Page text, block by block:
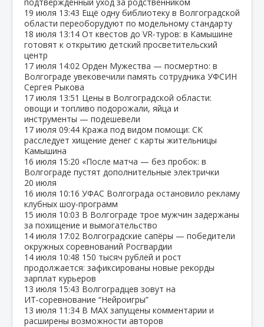
19 июля 13:43 Ещё одну библиотеку в Волгоградской
области переоборудуют по модельному стандарту
18 июля 13:14 От квестов до VR‑туров: в Камышине
готовят к открытию детский просветительский
центр
17 июля 14:02 Орден Мужества — посмертно: в
Волгограде увековечили память сотрудника УФСИН
Сергея Рыкова
17 июля 13:51 Цены в Волгоградской области:
овощи и топливо подорожали, яйца и
инструменты — подешевели
17 июля 09:44 Кража под видом помощи: СК
расследует хищение денег с карты жительницы
Камышина
16 июля 15:20 «После матча — без пробок: в
Волгограде пустят дополнительные электрички
20 июля
16 июля 10:16 УФАС Волгограда остановило рекламу
клубных шоу‑программ
15 июля 10:03 В Волгограде трое мужчин задержаны
за похищение и вымогательство
14 июля 17:02 Волгоградские сапёры — победители
окружных соревнований Росгвардии
14 июля 10:48 150 тысяч рублей и рост
продолжается: зафиксированы новые рекорды
зарплат курьеров
13 июля 15:43 Волгоградцев зовут на
ИТ‑соревнование “Нейроигры”
13 июля 11:34 В МАХ запущены комментарии и
расширены возможности авторов